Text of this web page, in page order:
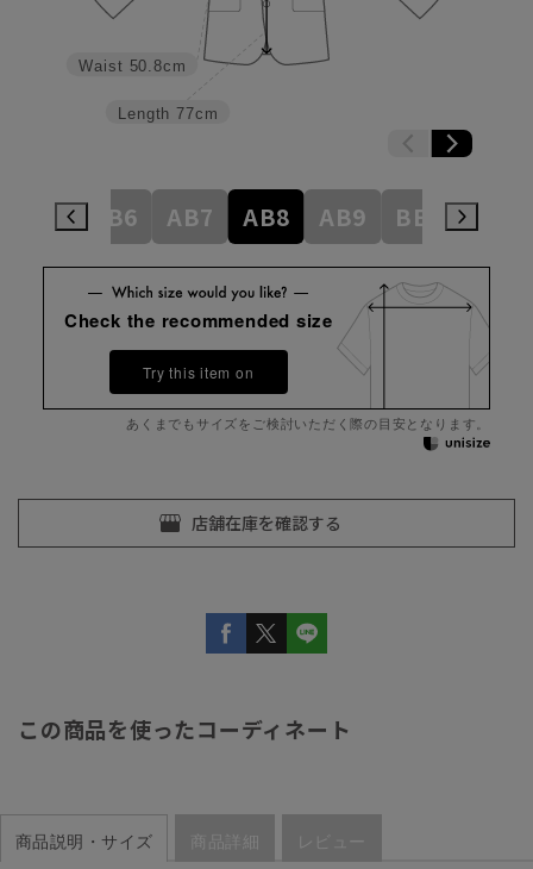
Length 77cm
Waist 50.8cm
AB6 AB7 AB8 AB9 BE3
Check the recommended size
Try this item on
あくまでもサイズをご検討いただく際の目安となります。
この商品を使ったコーディネート
商品説明・サイズ 商品詳細 レビュー